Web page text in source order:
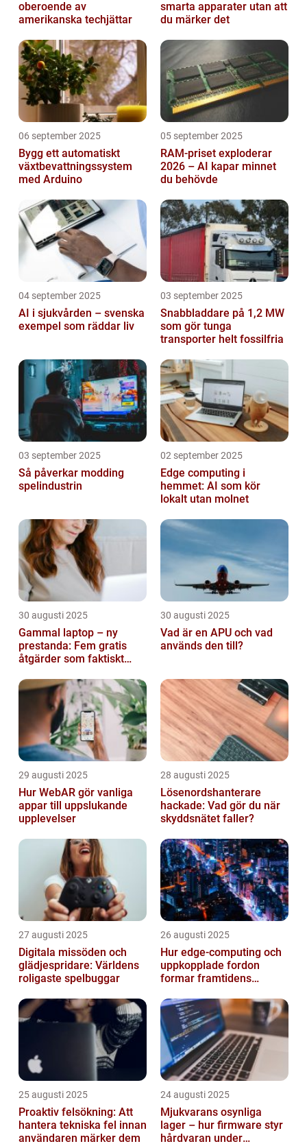
oberoende av
amerikanska techjättar
smarta apparater utan att
du märker det
06 september 2025
Bygg ett automatiskt
växtbevattningssystem
med Arduino
05 september 2025
RAM-priset exploderar
2026 – AI kapar minnet
du behövde
04 september 2025
AI i sjukvården – svenska
exempel som räddar liv
03 september 2025
Snabbladdare på 1,2 MW
som gör tunga
transporter helt fossilfria
03 september 2025
Så påverkar modding
spelindustrin
02 september 2025
Edge computing i
hemmet: AI som kör
lokalt utan molnet
30 augusti 2025
Gammal laptop – ny
prestanda: Fem gratis
åtgärder som faktiskt
30 augusti 2025
Vad är en APU och vad
används den till?
29 augusti 2025
Hur WebAR gör vanliga
appar till uppslukande
upplevelser
28 augusti 2025
Lösenordshanterare
hackade: Vad gör du när
skyddsnätet faller?
27 augusti 2025
Digitala missöden och
glädjespridare: Världens
roligaste spelbuggar
26 augusti 2025
Hur edge‑computing och
uppkopplade fordon
formar framtidens
25 augusti 2025
Proaktiv felsökning: Att
hantera tekniska fel innan
användaren märker dem
24 augusti 2025
Mjukvarans osynliga
lager – hur firmware styr
hårdvaran under